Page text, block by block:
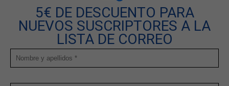
5€ DE DESCUENTO PARA
NUEVOS SUSCRIPTORES A LA
LISTA DE CORREO